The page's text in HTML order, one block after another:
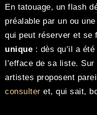
En tatouage, un flash
préalable par un ou
qui peut réserver et se
unique : dès qu’il a
l’efface de sa liste.
artistes proposent
consulter et, qui sait,